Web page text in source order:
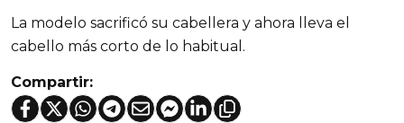
La modelo sacrificó su cabellera y ahora lleva el
cabello más corto de lo habitual.
Compartir: